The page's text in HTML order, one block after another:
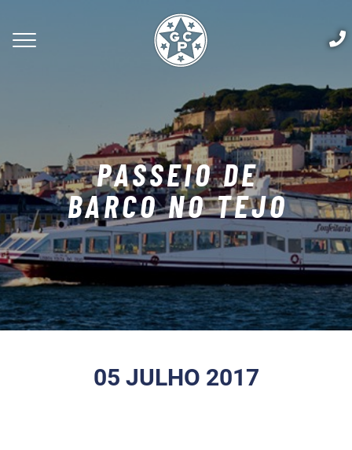
PASSEIO DE
BARCO NO TEJO
05 JULHO 2017